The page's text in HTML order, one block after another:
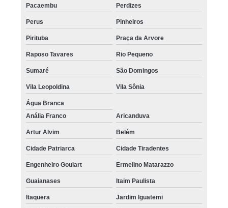
Pacaembu Perdizes
Perus Pinheiros
Pirituba Praça da Arvore
Raposo Tavares Rio Pequeno
Sumaré São Domingos
Vila Leopoldina Vila Sônia
Água Branca
Anália Franco
Aricanduva
Artur Alvim Belém
Cidade Patriarca Cidade Tiradentes
Engenheiro Goulart Ermelino Matarazzo
Guaianases Itaim Paulista
Itaquera Jardim Iguatemi